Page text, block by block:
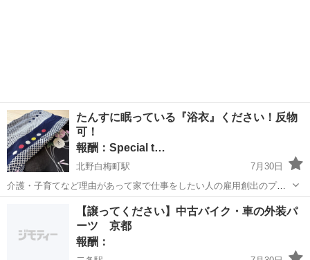
たんすに眠っている『浴衣』ください！反物
可！
報酬：Special t…
北野白梅町駅
7月30日
介護・子育てなど理由があって家で仕事をしたい人の雇用創出のプロ
ジェクト始動を担う一着になります。（制作から販売までのパイロッ
トサンプル）心を込めて扱います。古いものの経年劣化で一部汚れて
いるなどでも問題ありません。「反物でい...
北野白梅町駅 買いたい/ください
【譲ってください】中古バイク・車の外装パ
ーツ 京都
報酬：